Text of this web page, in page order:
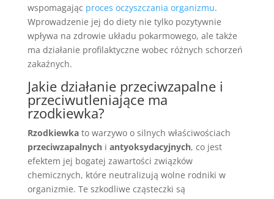
wspomagając proces oczyszczania organizmu.
Wprowadzenie jej do diety nie tylko pozytywnie
wpływa na zdrowie układu pokarmowego, ale także
ma działanie profilaktyczne wobec różnych schorzeń
zakaźnych.
Jakie działanie przeciwzapalne i
przeciwutleniające ma
rzodkiewka?
Rzodkiewkato warzywo o silnych właściwościach
przeciwzapalnychi antyoksydacyjnych, co jest
efektem jej bogatej zawartości związków
chemicznych, które neutralizują wolne rodniki w
organizmie. Te szkodliwe cząsteczki są